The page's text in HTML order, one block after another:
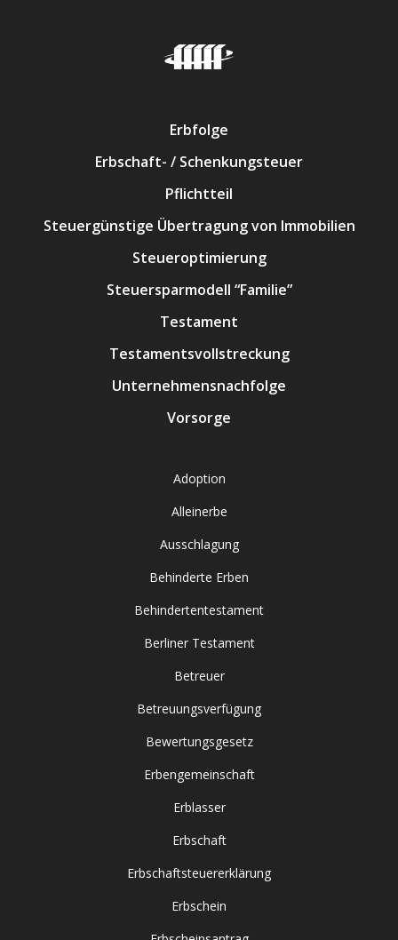
Erbfolge
Erbschaft- / Schenkungsteuer
Pflichtteil
Steuergünstige Übertragung von Immobilien
Steueroptimierung
Steuersparmodell “Familie”
Testament
Testamentsvollstreckung
Unternehmensnachfolge
Vorsorge
Adoption
Alleinerbe
Ausschlagung
Behinderte Erben
Behindertentestament
Berliner Testament
Betreuer
Betreuungsverfügung
Bewertungsgesetz
Erbengemeinschaft
Erblasser
Erbschaft
Erbschaftsteuererklärung
Erbschein